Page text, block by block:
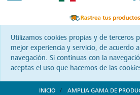
Utilizamos cookies propias y de terceros
mejor experiencia y servicio, de acuerdo
navegación. Si continuas con la
aceptas el uso que hacemos de las
INICIO
AMPLIA GAMA DE